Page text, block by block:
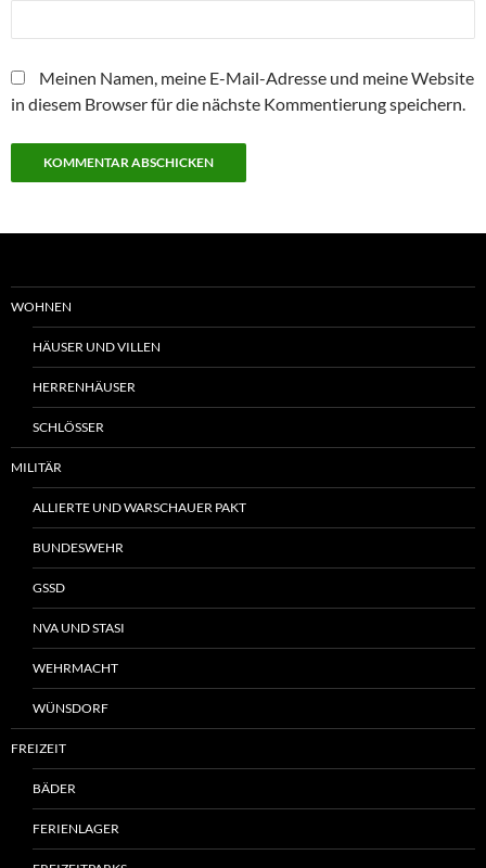
Meinen Namen, meine E-Mail-Adresse und meine Website
in diesem Browser für die nächste Kommentierung speichern.
WOHNEN
HÄUSER UND VILLEN
HERRENHÄUSER
SCHLÖSSER
MILITÄR
ALLIERTE UND WARSCHAUER PAKT
BUNDESWEHR
GSSD
NVA UND STASI
WEHRMACHT
WÜNSDORF
FREIZEIT
BÄDER
FERIENLAGER